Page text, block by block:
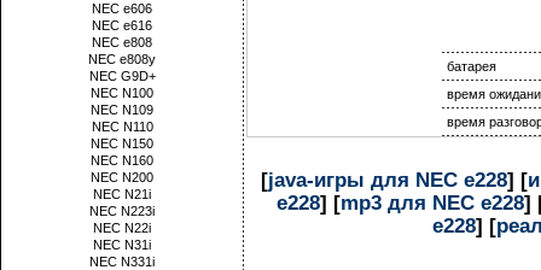
NEC e606
NEC e616
NEC e808
NEC e808y
NEC G9D+
NEC N100
NEC N109
NEC N110
NEC N150
NEC N160
NEC N200
NEC N21i
NEC N223i
NEC N22i
NEC N31i
NEC N331i
батарея
время
время
[java-игры для NEC e228] [
e228] [mp3 для NEC e228]
e228] [